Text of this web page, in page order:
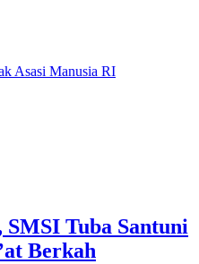
Asasi Manusia RI
SMSI Tuba Santuni
Berkah